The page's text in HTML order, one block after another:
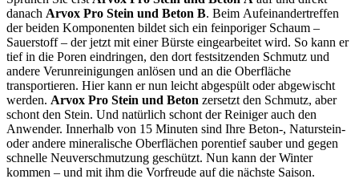
danach Arvox Pro Stein und Beton B. Beim Aufeinandertreffen
der beiden Komponenten bildet sich ein feinporiger Schaum –
Sauerstoff – der jetzt mit einer Bürste eingearbeitet wird. So kann er
tief in die Poren eindringen, den dort festsitzenden Schmutz und
andere Verunreinigungen anlösen und an die Oberfläche
transportieren. Hier kann er nun leicht abgespült oder abgewischt
werden. Arvox Pro Stein und Beton zersetzt den Schmutz, aber
schont den Stein. Und natürlich schont der Reiniger auch den
Anwender. Innerhalb von 15 Minuten sind Ihre Beton-, Naturstein-
oder andere mineralische Oberflächen porentief sauber und gegen
schnelle Neuverschmutzung geschützt. Nun kann der Winter
kommen – und mit ihm die Vorfreude auf die nächste Saison.